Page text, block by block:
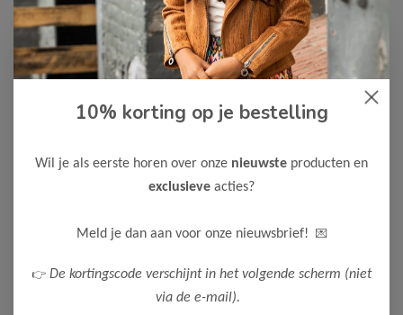
B.Nosy
B Nosy Meisjes T-shirt Tikki
10% korting op je bestelling
Wil je als eerste horen over onze nieuwste producten en
exclusieve acties?
Meld je dan aan voor onze nieuwsbrief! 💌
👉 De kortingscode verschijnt in het volgende scherm (niet
via de e-mail).